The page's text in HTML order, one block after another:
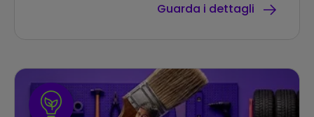
Guarda i dettagli